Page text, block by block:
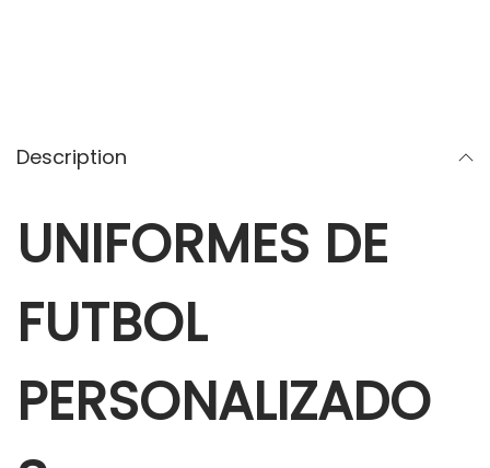
Description
UNIFORMES DE
FUTBOL
PERSONALIZADO